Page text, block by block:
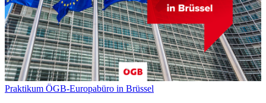
Praktikum ÖGB-Europabüro in Brüssel